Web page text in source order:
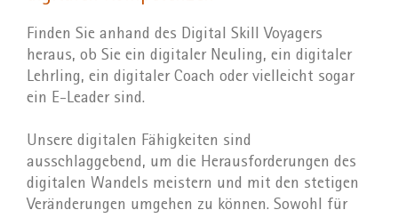
Finden Sie anhand des Digital Skill Voyagers
heraus, ob Sie ein digitaler Neuling, ein digitaler
Lehrling, ein digitaler Coach oder vielleicht sogar
ein E-Leader sind.
Unsere digitalen Fähigkeiten sind
ausschlaggebend, um die Herausforderungen des
digitalen Wandels meistern und mit den stetigen
Veränderungen umgehen zu können. Sowohl für